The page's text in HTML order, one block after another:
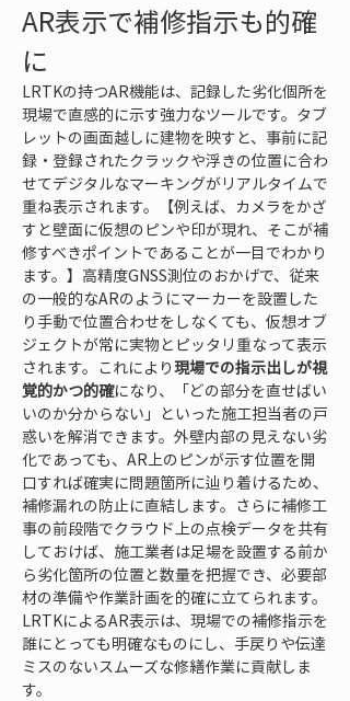
AR表示で補修指示も的確
に
LRTKの持つAR機能は、記録した劣化個所を
現場で直感的に示す強力なツールです。タブ
レットの画面越しに建物を映すと、事前に記
録・登録されたクラックや浮きの位置に合わ
せてデジタルなマーキングがリアルタイムで
重ね表示されます。【例えば、カメラをかざ
すと壁面に仮想のピンや印が現れ、そこが補
修すべきポイントであることが一目でわかり
ます。】高精度GNSS測位のおかげで、従来
の一般的なARのようにマーカーを設置した
り手動で位置合わせをしなくても、仮想オブ
ジェクトが常に実物とピッタリ重なって表示
されます。これにより現場での指示出しが視
覚的かつ的確になり、「どの部分を直せばい
いのか分からない」といった施工担当者の戸
惑いを解消できます。外壁内部の見えない劣
化であっても、AR上のピンが示す位置を開
口すれば確実に問題箇所に辿り着けるため、
補修漏れの防止に直結します。さらに補修工
事の前段階でクラウド上の点検データを共有
しておけば、施工業者は足場を設置する前か
ら劣化箇所の位置と数量を把握でき、必要部
材の準備や作業計画を的確に立てられます。
LRTKによるAR表示は、現場での補修指示を
誰にとっても明確なものにし、手戻りや伝達
ミスのないスムーズな修繕作業に貢献しま
す。